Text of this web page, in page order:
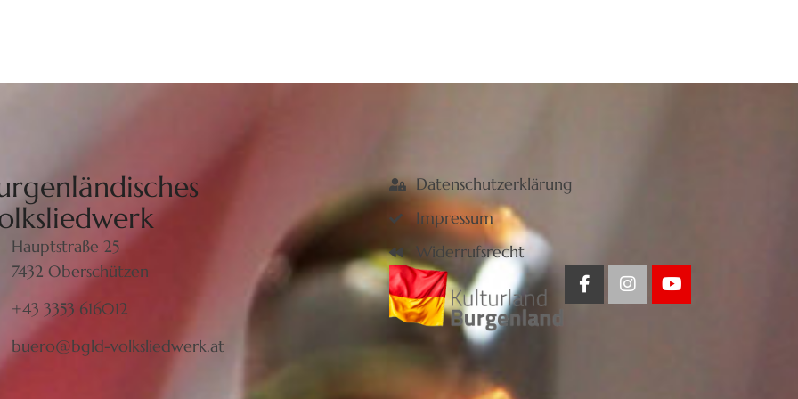
Hauptstraße 25
7432 Oberschützen
+43 3353 616012
buero@bgld-volksliedwerk.at
Datenschutzerklärung
Impressum
Widerrufsrecht